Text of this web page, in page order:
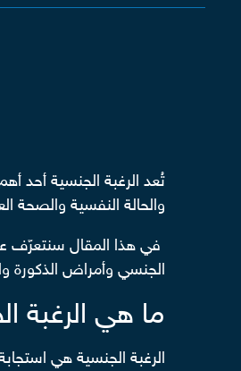
تُعد الرغبة الجنسية أحد
والحالة النفسية والصحة
في هذا المقال سنتعرّف
الجنسي وأمراض الذكورة
ما هي الرغبة
الرغبة الجنسية هي